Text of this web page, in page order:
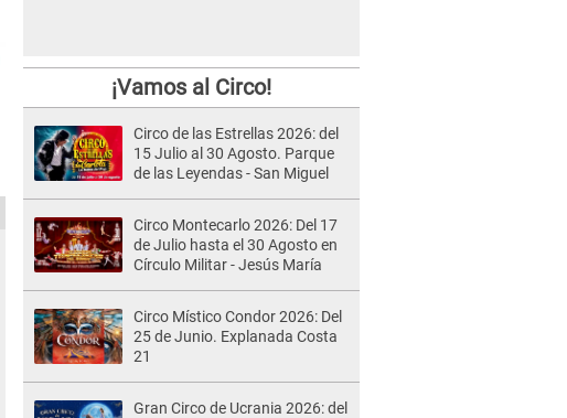
¡Vamos al Circo!
Circo de las Estrellas 2026: del
15 Julio al 30 Agosto. Parque
de las Leyendas - San Miguel
Circo Montecarlo 2026: Del 17
de Julio hasta el 30 Agosto en
Círculo Militar - Jesús María
Circo Místico Condor 2026: Del
25 de Junio. Explanada Costa
21
Gran Circo de Ucrania 2026: del